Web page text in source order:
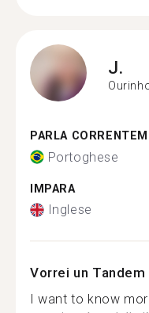
J.
PARLA
Portoghese
IMPARA
Inglese
Vorrei un Tandem
I want to know